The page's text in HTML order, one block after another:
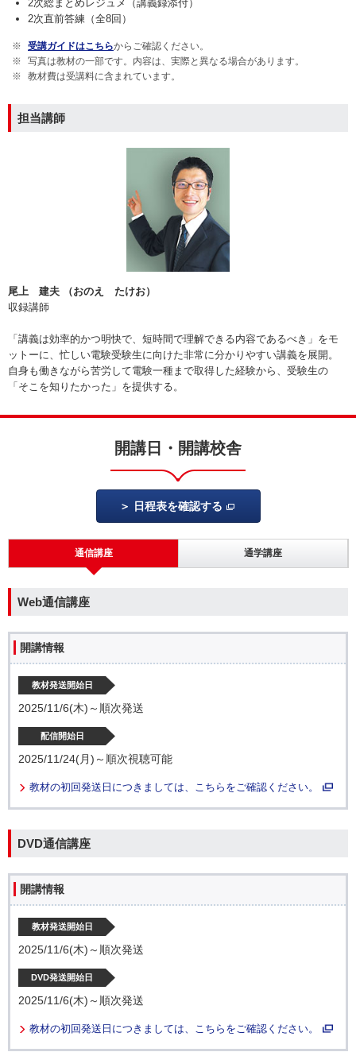
2次総まとめレジュメ（講義録添付）
2次直前答練（全8回）
受講ガイドはこちらからご確認ください。
写真は教材の一部です。内容は、実際と異なる場合があります。
教材費は受講料に含まれています。
担当講師
尾上 建夫 （おのえ たけお）
収録講師
「講義は効率的かつ明快で、短時間で理解できる内容であるべき」をモ
ットーに、忙しい電験受験生に向けた非常に分かりやすい講義を展開。
自身も働きながら苦労して電験一種まで取得した経験から、受験生の
「そこを知りたかった」を提供する。
開講日・開講校舎
日程表を確認する
通信講座 通学講座
Web通信講座
開講情報
教材発送開始日
2025/11/6(木)～順次発送
配信開始日
2025/11/24(月)～順次視聴可能
教材の初回発送日につきましては、こちらをご確認ください。
DVD通信講座
開講情報
教材発送開始日
2025/11/6(木)～順次発送
DVD発送開始日
2025/11/6(木)～順次発送
教材の初回発送日につきましては、こちらをご確認ください。